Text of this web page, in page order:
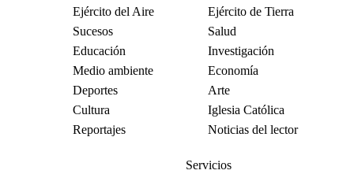
Ejército del Aire
Ejército de Tierra
Sucesos
Salud
Educación
Investigación
Medio ambiente
Economía
Deportes
Arte
Cultura
Iglesia Católica
Reportajes
Noticias del lector
Servicios